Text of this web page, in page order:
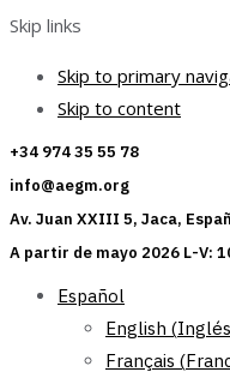
Skip links
Skip to primary
Skip to content
+34 974 35 55 78
info@aegm.org
Av. Juan XXIII 5, Jaca,
A partir de mayo 2026 L-V:
Español
English (Inglés
Français (